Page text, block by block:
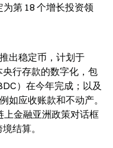
第 18 个增长投资领
出稳定币，计划于
行存款的数字化，包
）在今年完成；以及
如应收账款和不动产。
上金融亚洲政策对话框
结算。